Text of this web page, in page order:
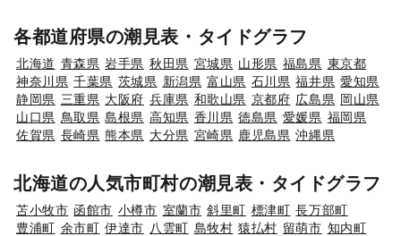
各都道府県の潮見表・タイドグラフ
北海道 青森県 岩手県 秋田県 宮城県 山形県 福島県 東京都
神奈川県 千葉県 茨城県 新潟県 富山県 石川県 福井県 愛知県
静岡県 三重県 大阪府 兵庫県 和歌山県 京都府 広島県 岡山県
山口県 鳥取県 島根県 高知県 香川県 徳島県 愛媛県 福岡県
佐賀県 長崎県 熊本県 大分県 宮崎県 鹿児島県 沖縄県
北海道の人気市町村の潮見表・タイドグラフ
苫小牧市 函館市 小樽市 室蘭市 斜里町 標津町 長万部町
豊浦町 余市町 伊達市 八雲町 島牧村 猿払村 留萌市 知内町